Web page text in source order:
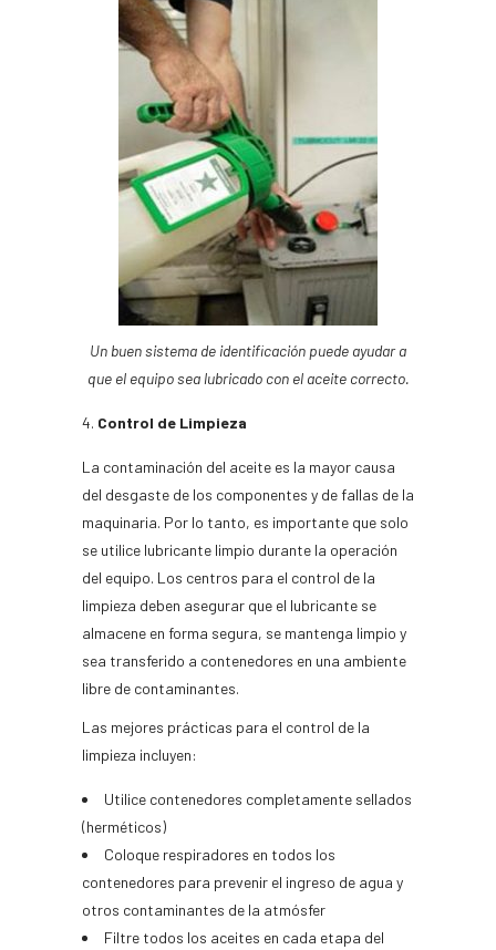
Un buen sistema de identificación puede ayudar a
que el equipo sea lubricado con el aceite correcto.
Control de Limpieza
La contaminación del aceite es la mayor causa
del desgaste de los componentes y de fallas de la
maquinaria. Por lo tanto, es importante que solo
se utilice lubricante limpio durante la operación
del equipo. Los centros para el control de la
limpieza deben asegurar que el lubricante se
almacene en forma segura, se mantenga limpio y
sea transferido a contenedores en una ambiente
libre de contaminantes.
Las mejores prácticas para el control de la
limpieza incluyen:
Utilice contenedores completamente sellados
(herméticos)
Coloque respiradores en todos los
contenedores para prevenir el ingreso de agua y
otros contaminantes de la atmósfer
Filtre todos los aceites en cada etapa del